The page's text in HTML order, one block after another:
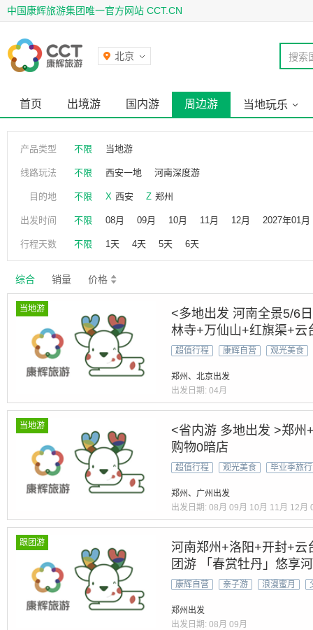
中国康辉旅游集团唯一官方网站 CCT.CN
北京 搜索
首页 出境游 国内游 周边游 当地玩乐
产品类型 不限 当地游
线路玩法 不限 西安一地 河南深度游
目的地 不限 X 西安 Z 郑州
出发时间 不限 08月 09月 10月 11月 12月 2027年01月
行程天数 不限 1天 4天 5天 6天
综合 销量 价格
当地游
<多地出发 河南全景5/6
林寺+万仙山+红旗渠+云
超值行程 康辉自营 观光美食
郑州、北京出发
出发日期: 04月
当地游
<省内游 多地出发 >郑州
购物0暗店
超值行程 观光美食 毕业季旅行
郑州、广州出发
出发日期: 08月 09月 10月 11月 12月
跟团游
河南郑州+洛阳+开封+云
团游 「春赏牡丹」悠享
上河园&龙门石窟&少林
康辉自营 亲子游 浪漫蜜月
郑州出发
出发日期: 08月 09月